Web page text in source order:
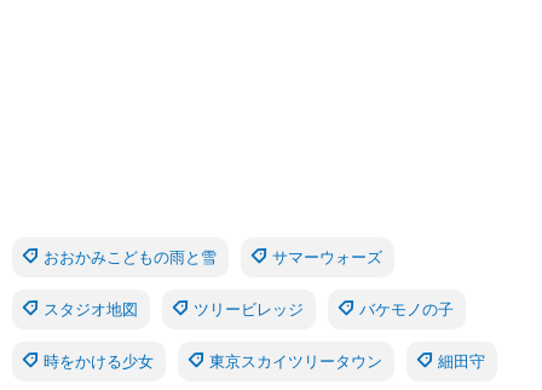
おおかみこどもの雨と雪 サマーウォーズ
スタジオ地図 ツリービレッジ バケモノの子
時をかける少女 東京スカイツリータウン 細田守